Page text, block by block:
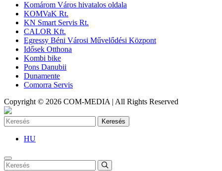
Komárom Város hivatalos oldala
KOMVaK Rt.
KN Smart Servis Rt.
CALOR Kft.
Egressy Béni Városi Művelődési Központ
Idősek Otthona
Kombi bike
Pons Danubii
Dunamente
Comorra Servis
Copyright © 2026 COM-MEDIA | All Rights Reserved
Keresés
HU